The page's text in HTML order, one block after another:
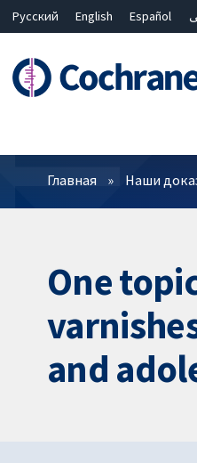
Русский English Español
Фильтры
Главная Наши
One
and